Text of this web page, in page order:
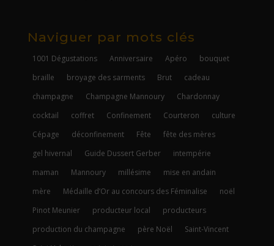
Naviguer par mots clés
1001 Dégustations Anniversaire Apéro
bouquet
braille
broyage des sarments Brut
cadeau
champagne
Champagne Mannoury
Chardonnay
cocktail
coffret Confinement Courteron
culture
Cépage
déconfinement Fête
fête des mères
gel hivernal
Guide Dussert Gerber
intempérie
maman
Mannoury millésime
mise en andain
mère
Médaille d’Or au concours des Féminalise
noël
Pinot Meunier
producteur local
producteurs
production du champagne
père Noël
Saint-Vincent